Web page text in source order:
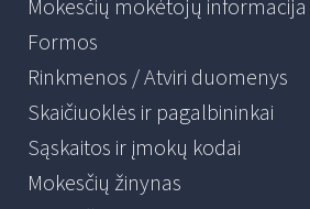
Mokesčių mokėtojų informacija
Formos
Rinkmenos / Atviri duomenys
Skaičiuoklės ir pagalbininkai
Sąskaitos ir įmokų kodai
Mokesčių žinynas